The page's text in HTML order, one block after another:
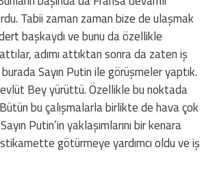
Tabii zaman zaman bize de ulaşmak
başkaydı ve bunu da özellikle
adımı attıktan sonra da zaten iş
Sayın Putin ile görüşmeler yaptık.
Bey yürüttü. Özellikle bu noktada
bu çalışmalarla birlikte de hava çok
Putin’in yaklaşımlarını bir kenara
götürmeye yardımcı oldu ve iş